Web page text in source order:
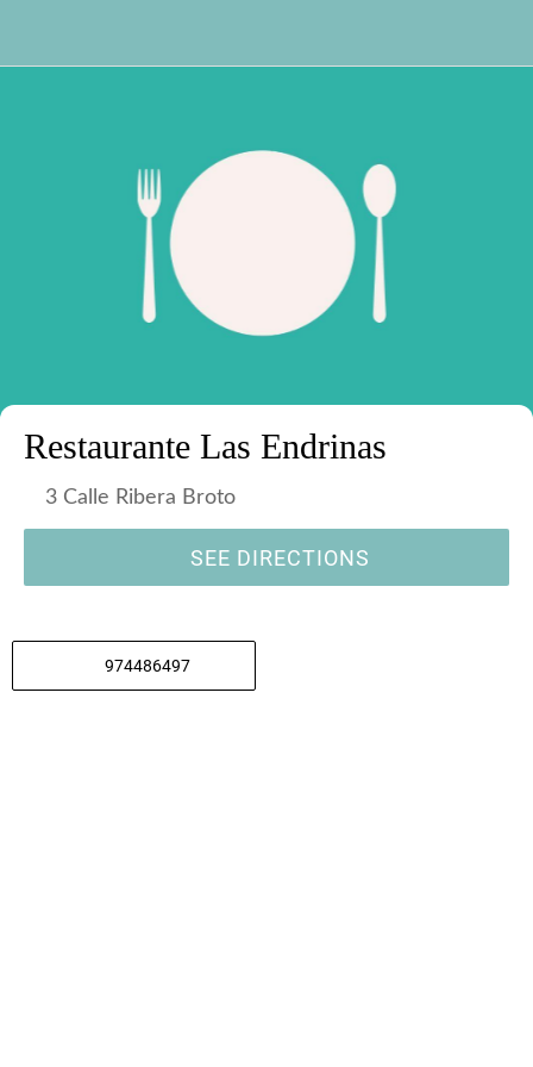
Restaurante Las Endrinas
3 Calle Ribera Broto
SEE DIRECTIONS
974486497